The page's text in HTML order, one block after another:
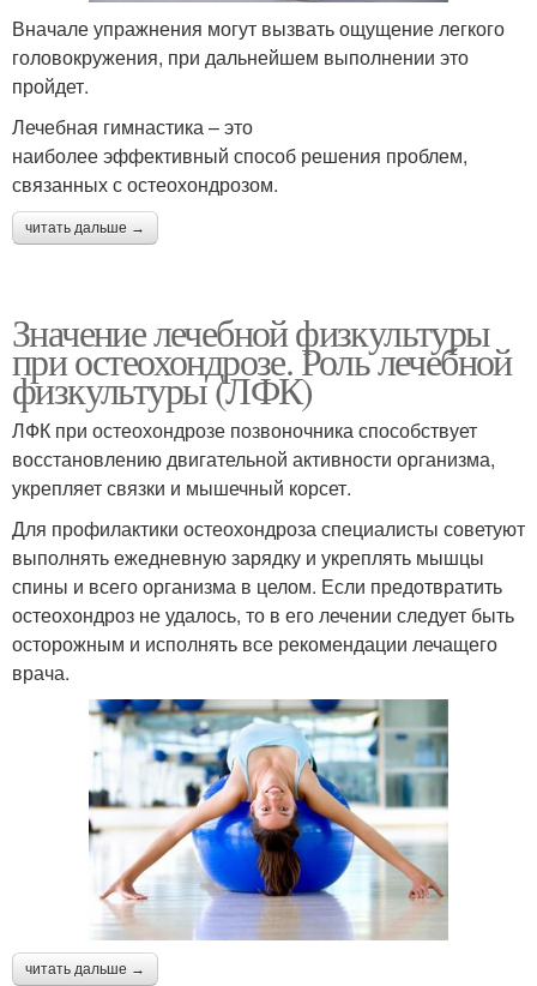
Вначале упражнения могут вызвать ощущение легкого
головокружения, при дальнейшем выполнении это
пройдет.
Лечебная гимнастика – это
наиболее эффективный способ решения проблем,
связанных с остеохондрозом.
читать дальше →
Значение лечебной физкультуры
при остеохондрозе. Роль лечебной
физкультуры (ЛФК)
ЛФК при остеохондрозе позвоночника способствует
восстановлению двигательной активности организма,
укрепляет связки и мышечный корсет.
Для профилактики остеохондроза специалисты советуют
выполнять ежедневную зарядку и укреплять мышцы
спины и всего организма в целом. Если предотвратить
остеохондроз не удалось, то в его лечении следует быть
осторожным и исполнять все рекомендации лечащего
врача.
читать дальше →